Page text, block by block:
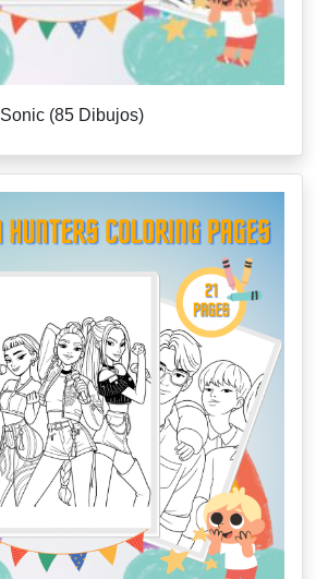
Sonic (85 Dibujos)